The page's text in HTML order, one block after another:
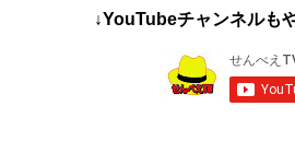
↓YouTubeチャンネルも